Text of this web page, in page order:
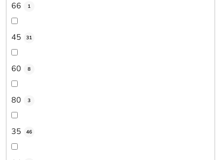
66 1
45 31
60 8
80 3
35 46